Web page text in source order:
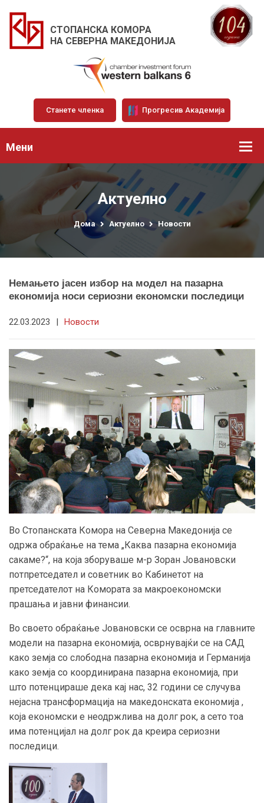
СТОПАНСКА КОМОРА
НА СЕВЕРНА МАКЕДОНИЈА
Станете членка Прогресив Академија
Мени
Актуелно
Дома Актуелно Новости
Немањето јасен избор на модел на пазарна
економија носи сериозни економски последици
22.03.2023 | Новости
Во Стопанската Комора на Северна Македонија се
одржа обраќање на тема „Каква пазарна економија
сакаме?“, на која зборуваше м-р Зоран Јовановски
потпретседател и советник во Кабинетот на
претседателот на Комората за макроекономски
прашања и јавни финансии.
Во своето обраќање Јовановски се осврна на главните
модели на пазарна економија, осврнувајќи се на САД
како земја со слободна пазарна економија и Германија
како земја со координирана пазарна економија, при
што потенцираше дека кај нас, 32 години се случува
нејасна трансформација на македонската економија ,
која економски е неодржлива на долг рок, а сето тоа
има потенцијал на долг рок да креира сериозни
последици.